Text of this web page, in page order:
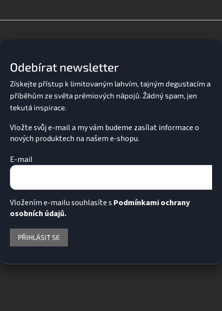
Odebírat newsletter
Vložte svůj e-mail a my vám budeme zasílat informace o
nových produktech na našem e-shopu.
E-mail
Vložením e-mailu souhlasíte s Podmínkami ochrany
osobních údajů.
PŘIHLÁSIT SE